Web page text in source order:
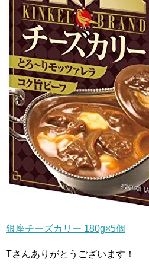
銀座チーズカリー 180g×5個
Tさんありがとうございます！